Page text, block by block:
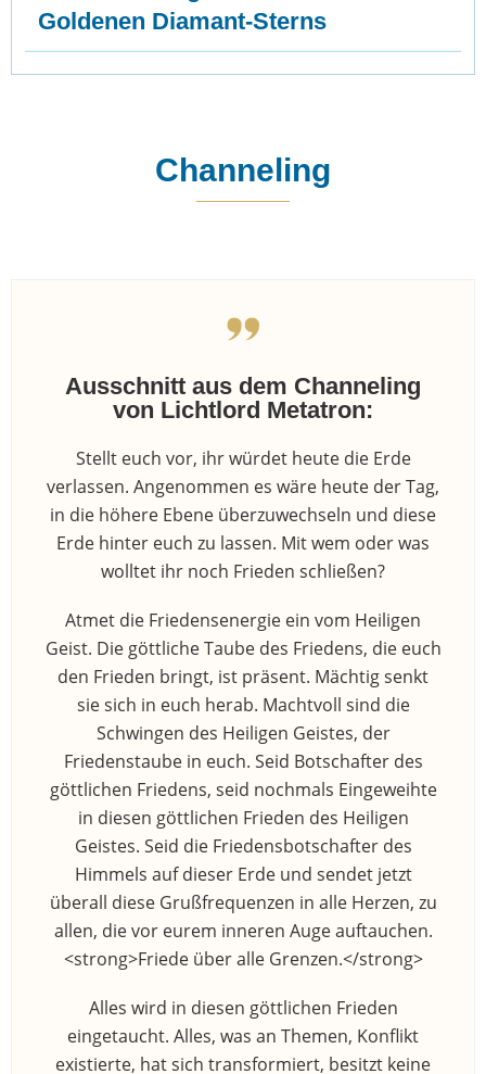
Goldenen Diamant-Sterns
Channeling
Ausschnitt aus dem Channeling
von Lichtlord Metatron:
Stellt euch vor, ihr würdet heute die Erde
verlassen. Angenommen es wäre heute der Tag,
in die höhere Ebene überzuwechseln und diese
Erde hinter euch zu lassen. Mit wem oder was
wolltet ihr noch Frieden schließen?
Atmet die Friedensenergie ein vom Heiligen
Geist. Die göttliche Taube des Friedens, die euch
den Frieden bringt, ist präsent. Mächtig senkt
sie sich in euch herab. Machtvoll sind die
Schwingen des Heiligen Geistes, der
Friedenstaube in euch. Seid Botschafter des
göttlichen Friedens, seid nochmals Eingeweihte
in diesen göttlichen Frieden des Heiligen
Geistes. Seid die Friedensbotschafter des
Himmels auf dieser Erde und sendet jetzt
überall diese Grußfrequenzen in alle Herzen, zu
allen, die vor eurem inneren Auge auftauchen.
<strong>Friede über alle Grenzen.</strong>
Alles wird in diesen göttlichen Frieden
eingetaucht. Alles, was an Themen, Konflikt
existierte, hat sich transformiert, besitzt keine